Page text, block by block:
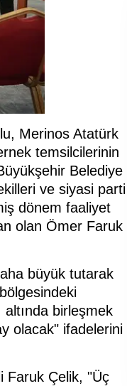
Merinos Atatürk
temsilcilerinin
Belediye
ve siyasi parti
dönem faaliyet
olan Ömer Faruk
büyük tutarak
birleşmek
olacak" ifadelerini
Faruk Çelik, "Üç